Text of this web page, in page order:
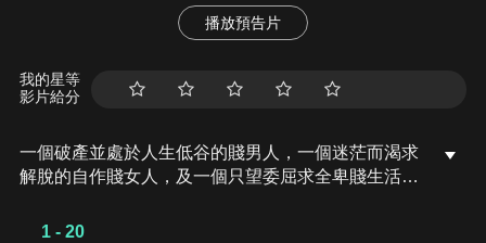
播放預告片
我的星等
影片給分
一個破產並處於人生低谷的賤男人，一個迷茫而渴求
解脫的自作賤女人，及一個只望委屈求全卑賤生活的
戀，天馬行空地想發動自殺式恐襲，炸掉一個公眾廁
1 - 20